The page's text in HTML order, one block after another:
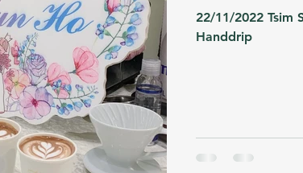
22/11/2022 Tsim
Handdrip